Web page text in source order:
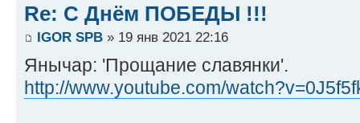
Re: С Днём ПОБЕДЫ !!!
IGOR SPB » 19 янв 2021 22:16
Янычар: 'Прощание славянки'.
http://www.youtube.com/